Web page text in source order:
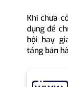
Khi chưa
dụng để
hội hay
tảng bán